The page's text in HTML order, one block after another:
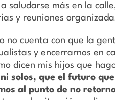
saludarse más en la
y reuniones
no cuenta con que la
y encerrarnos en
dicen mis hijos que
solos, que el futuro
al punto de no